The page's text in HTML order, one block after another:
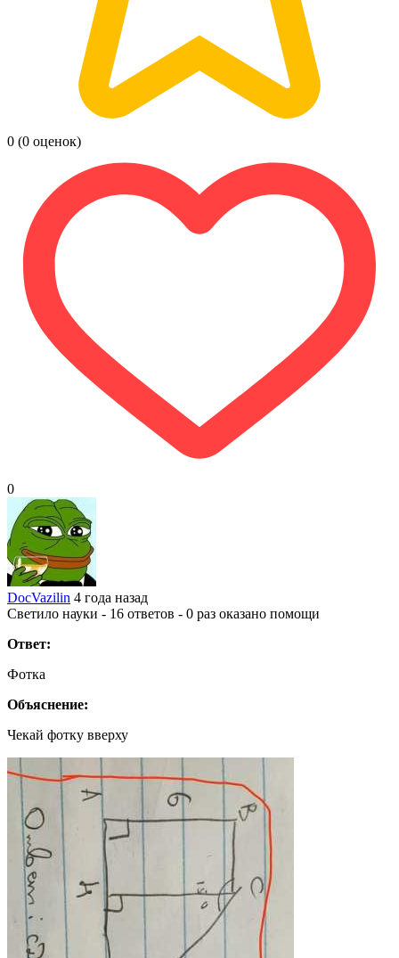
0 (0 оценок)
0
DocVazilin 4 года назад
Светило науки - 16 ответов - 0 раз оказано помощи
Ответ:
Фотка
Объяснение:
Чекай фотку вверху